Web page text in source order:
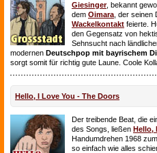
Giesinger, bekannt
dem Oimara , der
Wackelkontakt feierte.
den Gegensatz von
Sehnsucht nach
modernen Deutschpop mit bayrischem
sorgt somit für richtig gute Laune. Coole
Hello, I Love You - The Doors
Der treibende Beat, die
des Songs, ließen Hello,
Handumdrehen 1968
so einfach wie alles